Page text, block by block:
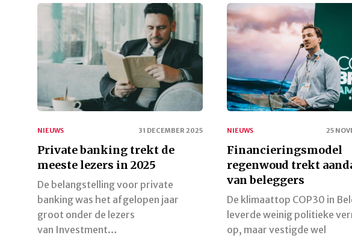
NIEUWS 31 DECEMBER 2025
Private banking trekt de
meeste lezers in 2025
De belangstelling voor private
banking was het afgelopen jaar
groot onder de lezers
van Investment…
NIEUWS 25
Financieringsmodel
regenwoud trekt
van beleggers
De klimaattop COP30 in
leverde weinig politieke
op, maar vestigde wel